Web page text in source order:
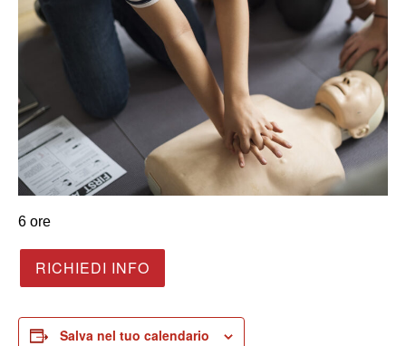
6 ore
RICHIEDI INFO
Salva nel tuo calendario